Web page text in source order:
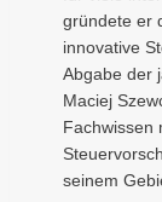
gründete er
innovative
Abgabe der
Maciej
Fachwissen
seinem